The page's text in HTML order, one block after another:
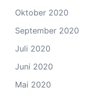
Oktober 2020
September 2020
Juli 2020
Juni 2020
Mai 2020